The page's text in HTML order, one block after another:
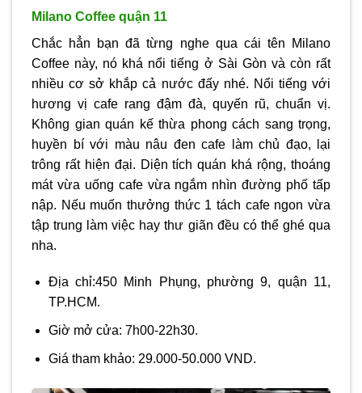
Milano Coffee quận 11
Chắc hẳn bạn đã từng nghe qua cái tên Milano
Coffee này, nó khá nổi tiếng ở Sài Gòn và còn rất
nhiều cơ sở khắp cả nước đấy nhé. Nổi tiếng với
hương vị cafe rang đậm đà, quyến rũ, chuẩn vị.
Không gian quán kế thừa phong cách sang trọng,
huyền bí với màu nâu đen cafe làm chủ đạo, lại
trông rất hiện đại. Diện tích quán khá rộng, thoáng
mát vừa uống cafe vừa ngắm nhìn đường phố tấp
nập. Nếu muốn thưởng thức 1 tách cafe ngon vừa
tập trung làm việc hay thư giãn đều có thể ghé qua
nha.
Địa chỉ:450 Minh Phụng, phường 9, quận 11,
TP.HCM.
Giờ mở cửa: 7h00-22h30.
Giá tham khảo: 29.000-50.000 VND.